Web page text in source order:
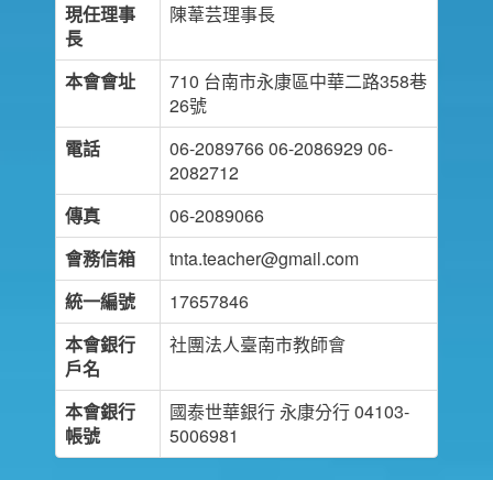
現任理事
長
陳葦芸理事長
本會會址
710 台南市永康區中華二路358巷
26號
電話
06-2089766 06-2086929 06-
2082712
傳真
06-2089066
會務信箱
tnta.teacher@gmail.com
統一編號
17657846
本會銀行
戶名
社團法人臺南市教師會
本會銀行
帳號
國泰世華銀行 永康分行 04103-
5006981